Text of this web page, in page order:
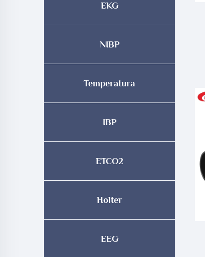
EKG
NIBP
Temperatura
IBP
ETCO2
Holter
EEG